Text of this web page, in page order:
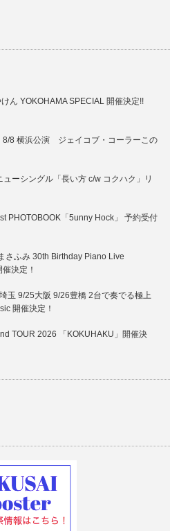
ん YOKOHAMA SPECIAL 開催決定!!
8 横浜公演 ジェイコブ・コーラーこの
ーシングル「長い方 c/w コクハク」リ
PHOTOBOOK「5unny Hock」 予約受付
さふみ 30th Birthday Piano Live
催決定！
玉 9/25大阪 9/26豊橋 2台で奏でる極上
開催決定！
TOUR 2026 「KOKUHAKU」開催決